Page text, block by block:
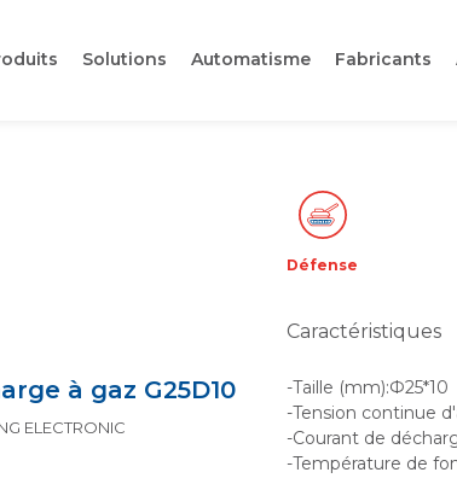
Solutions Automatisme Fabricants
Défense
Caractéristiques
à gaz G25D10
ELECTRONIC
-Taille (mm):Ф25*10
-Tension continue
-Courant de
-Température de